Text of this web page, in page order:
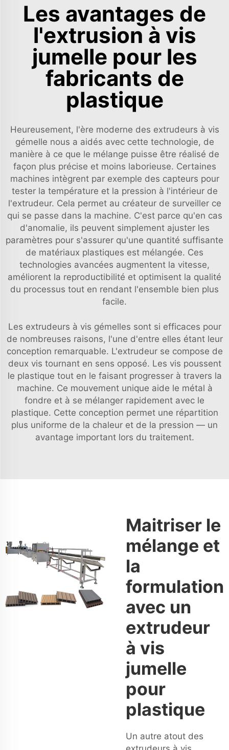
Les avantages de
l'extrusion à vis
jumelle pour les
fabricants de
plastique
Heureusement, l'ère moderne des extrudeurs à vis
gémelle nous a aidés avec cette technologie, de
manière à ce que le mélange puisse être réalisé de
façon plus précise et moins laborieuse. Certaines
machines intègrent par exemple des capteurs pour
tester la température et la pression à l'intérieur de
l'extrudeur. Cela permet au créateur de surveiller ce
qui se passe dans la machine. C'est parce qu'en cas
d'anomalie, ils peuvent simplement ajuster les
paramètres pour s'assurer qu'une quantité suffisante
de matériaux plastiques est mélangée. Ces
technologies avancées augmentent la vitesse,
améliorent la reproductibilité et optimisent la qualité
du processus tout en rendant l'ensemble bien plus
facile.
Les extrudeurs à vis gémelles sont si efficaces pour
de nombreuses raisons, l'une d'entre elles étant leur
conception remarquable. L'extrudeur se compose de
deux vis tournant en sens opposé. Les vis poussent
le plastique tout en le faisant progresser à travers la
machine. Ce mouvement unique aide le métal à
fondre et à se mélanger rapidement avec le
plastique. Cette conception permet une répartition
plus uniforme de la chaleur et de la pression — un
avantage important lors du traitement.
Maitriser le
mélange et
la
formulation
avec un
extrudeur
à vis
jumelle
pour
plastique
Un autre atout des